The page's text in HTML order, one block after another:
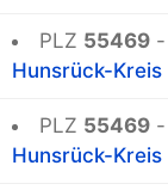
PLZ 55469 -
Hunsrück-Kreis
PLZ 55469 -
Hunsrück-Kreis